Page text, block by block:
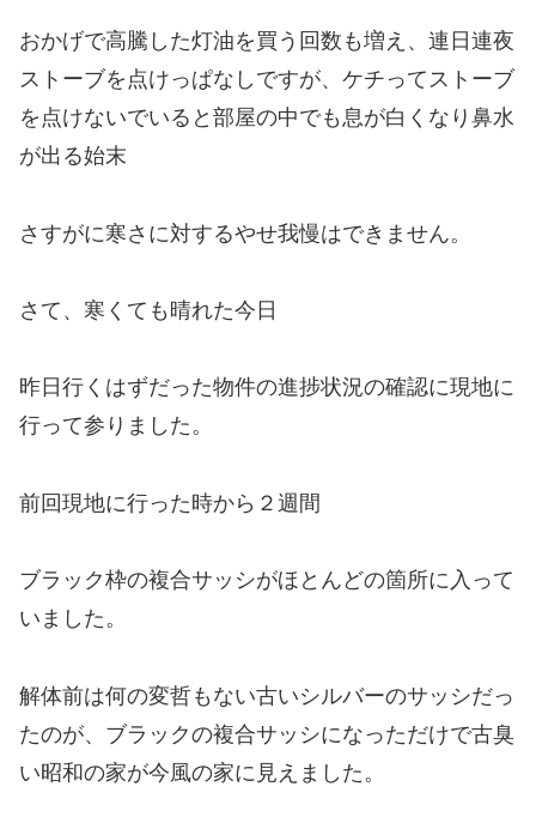
おかげで高騰した灯油を買う回数も増え、連日連夜
ストーブを点けっぱなしですが、ケチってストーブ
を点けないでいると部屋の中でも息が白くなり鼻水
が出る始末
さすがに寒さに対するやせ我慢はできません。
さて、寒くても晴れた今日
昨日行くはずだった物件の進捗状況の確認に現地に
行って参りました。
前回現地に行った時から２週間
ブラック枠の複合サッシがほとんどの箇所に入って
いました。
解体前は何の変哲もない古いシルバーのサッシだっ
たのが、ブラックの複合サッシになっただけで古臭
い昭和の家が今風の家に見えました。